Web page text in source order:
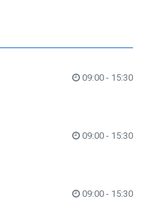
09:00 - 15:30
09:00 - 15:30
09:00 - 15:30